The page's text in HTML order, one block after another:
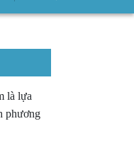
là lựa
phương